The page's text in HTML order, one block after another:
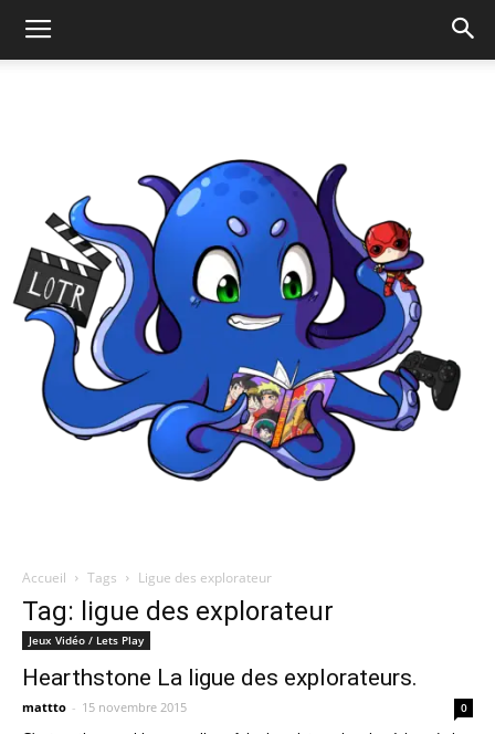
Quatregeek
Accueil Tags Ligue des explorateur
Tag: ligue des explorateur
Jeux Vidéo / Lets Play
Hearthstone La ligue des explorateurs.
mattto - 15 novembre 2015 0